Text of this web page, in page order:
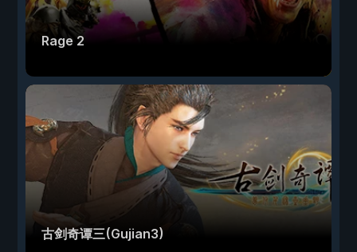
Rage 2
古剑奇谭三(Gujian3)